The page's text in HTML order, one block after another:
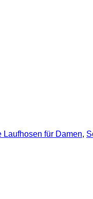
Laufhosen für Damen,